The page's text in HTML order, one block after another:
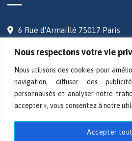
Nous respectons votre vie
Nous utilisons des cookies pour
navigation, diffuser des
personnalisés et analyser notre
accepter », vous consentez à notre
Accepter tout
6 Rue d'Armaillé 75017 Paris
CEFTEC